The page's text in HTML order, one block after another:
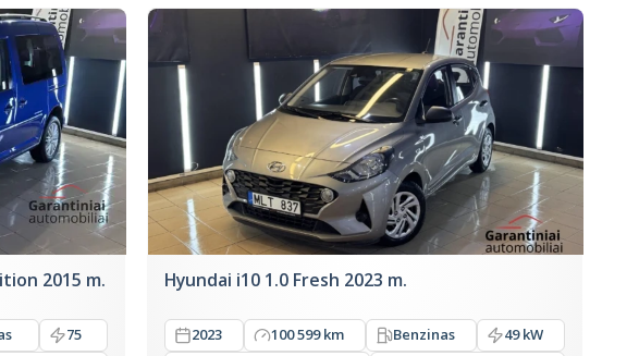
2015 m.
75
Hyundai i10 1.0 Fresh 2023 m.
2023 100 599 km Benzinas
49 kW